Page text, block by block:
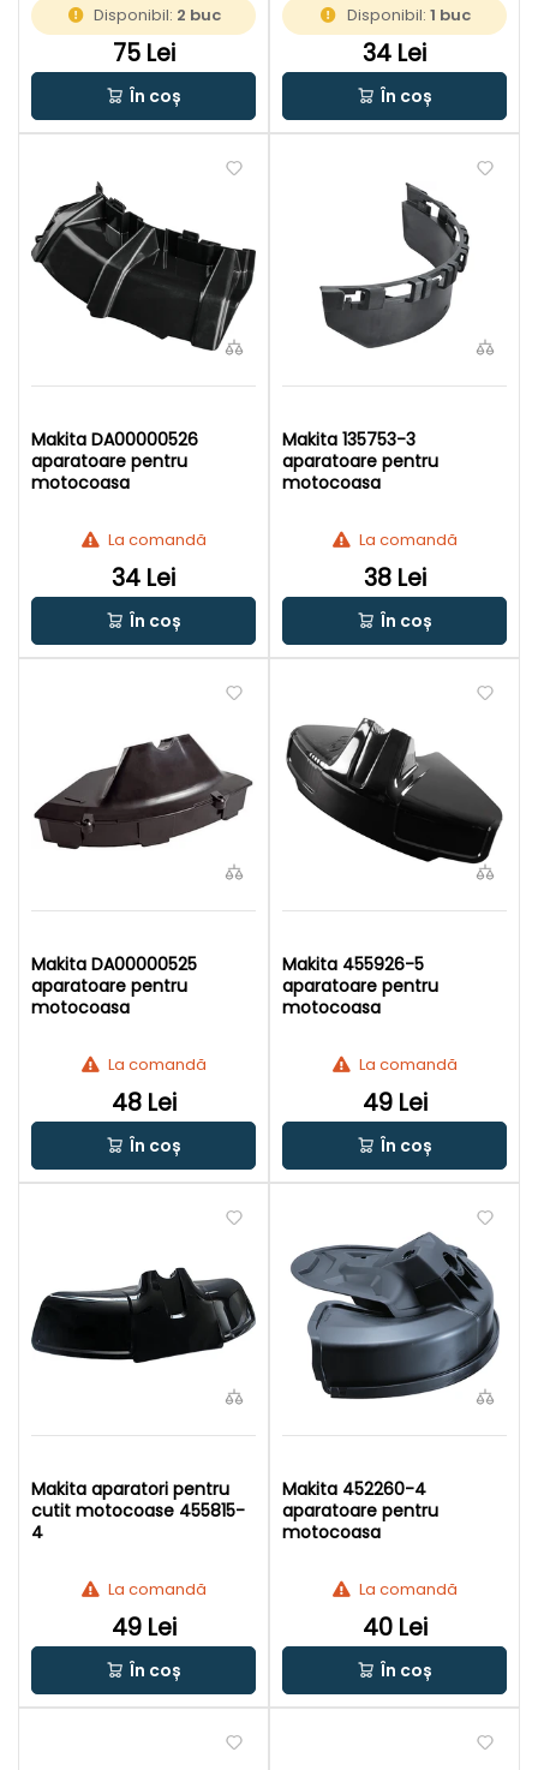
Disponibil: 2 buc
75 Lei
În coș
Disponibil: 1 buc
34 Lei
În coș
Makita DA00000526
aparatoare pentru
motocoasa
La comandă
34 Lei
În coș
Makita 135753-3
aparatoare pentru
motocoasa
La comandă
38 Lei
În coș
Makita DA00000525
aparatoare pentru
motocoasa
La comandă
48 Lei
În coș
Makita 455926-5
aparatoare pentru
motocoasa
La comandă
49 Lei
În coș
Makita aparatori pentru
cutit motocoase 455815-
4
La comandă
49 Lei
În coș
Makita 452260-4
aparatoare pentru
motocoasa
La comandă
40 Lei
În coș